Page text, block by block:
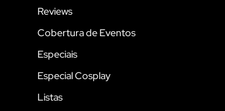
Reviews
Cobertura de Eventos
Especiais
Especial Cosplay
Listas